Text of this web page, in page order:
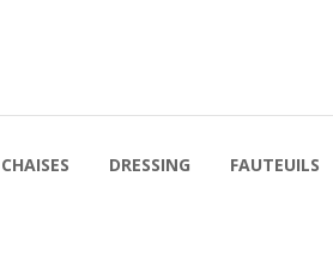
CHAISES DRESSING FAUTEUILS